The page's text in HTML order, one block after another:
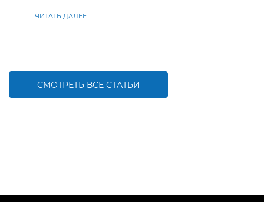
ЧИТАТЬ ДАЛЕЕ
СМОТРЕТЬ ВСЕ СТАТЬИ